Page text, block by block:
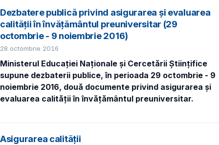
Dezbatere publică privind asigurarea și evaluarea
calității în învățământul preuniversitar (29
octombrie - 9 noiembrie 2016)
28 octombrie 2016
Ministerul Educației Naționale și Cercetării Științifice
supune dezbaterii publice, în perioada 29 octombrie - 9
noiembrie 2016, două documente privind asigurarea și
evaluarea calității în învățământul preuniversitar.
Asigurarea calității